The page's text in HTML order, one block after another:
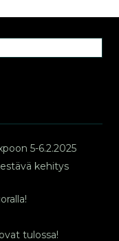
5-6.2.2025
kehitys
tulossa!